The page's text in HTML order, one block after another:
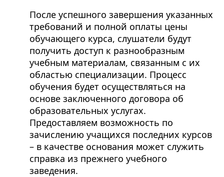
После успешного завершения указанных
требований и полной оплаты цены
обучающего курса, слушатели будут
получить доступ к разнообразным
учебным материалам, связанным с их
областью специализации. Процесс
обучения будет осуществляться на
основе заключенного договора об
образовательных услугах.
Предоставляем возможность по
зачислению учащихся последних курсов
– в качестве основания может служить
справка из прежнего учебного
заведения.